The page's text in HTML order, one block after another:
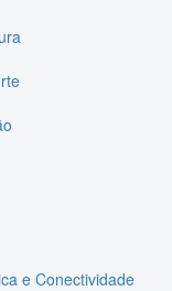
e Conectividade